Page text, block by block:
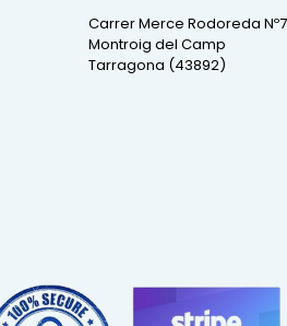
Carrer Merce Rodoreda Nº7
Montroig del Camp
Tarragona (43892)